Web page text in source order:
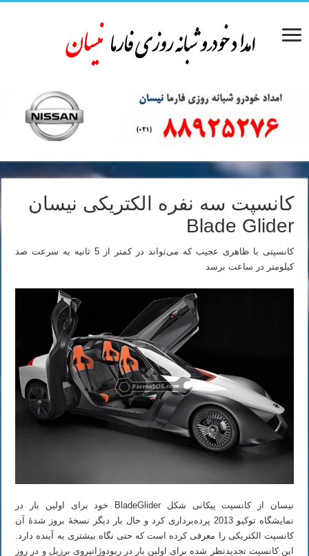
کانسپت سه نفره الکتریکی نیسان
Blade Glider
کانسپتی با ظاهری عجیب که می‌تواند در کمتر از 5 ثانیه به سرعت صد
کیلومتر در ساعت برسد
نیسان از کانسپت پیکانی شکل BladeGlider خود برای اولین بار در
نمایشگاه توکیو 2013 پرده‌برداری کرد و حال بار دیگر نسخهٔ بروز شدهٔ آن
کانسپت الکتریکی را معرفی کرده است که حتی نگاه بیشتری به آینده دارد.
این کانسپت تجدیدنظر شده برای اولین بار در ریودوژانیروی برزیل و در روز